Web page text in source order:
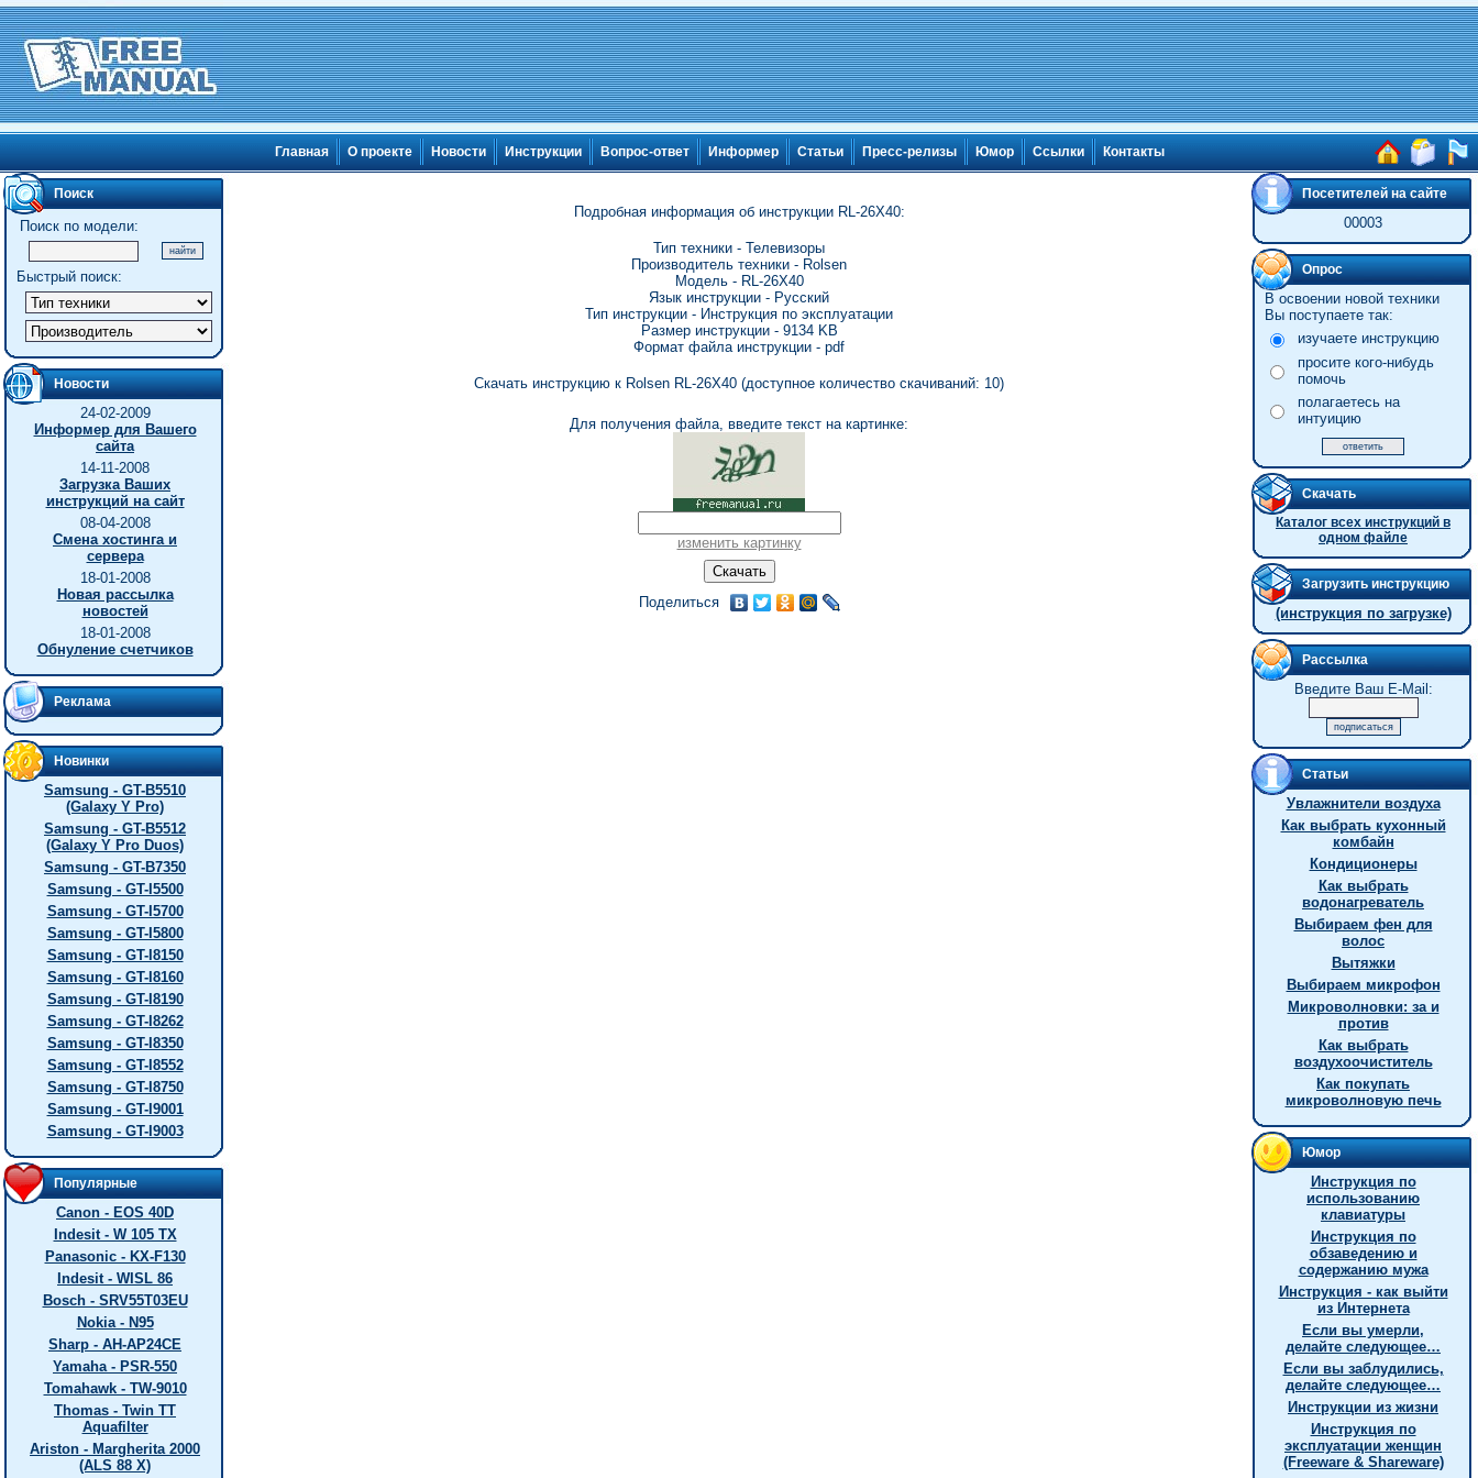
Главная О проекте Новости Инструкции Вопрос-ответ Информер Статьи Пресс-релизы Юмор Ссылки Контакты
Поиск
Поиск по модели:
Быстрый поиск:
Новости
24-02-2009
Информер для Вашего
сайта
14-11-2008
Загрузка Ваших
инструкций на сайт
08-04-2008
Смена хостинга и
сервера
18-01-2008
Новая рассылка
новостей
18-01-2008
Обнуление счетчиков
Реклама
Новинки
Samsung - GT-B5510
(Galaxy Y Pro)
Samsung - GT-B5512
(Galaxy Y Pro Duos)
Samsung - GT-B7350
Samsung - GT-I5500
Samsung - GT-I5700
Samsung - GT-I5800
Samsung - GT-I8150
Samsung - GT-I8160
Samsung - GT-I8190
Samsung - GT-I8262
Samsung - GT-I8350
Samsung - GT-I8552
Samsung - GT-I8750
Samsung - GT-I9001
Samsung - GT-I9003
Популярные
Canon - EOS 40D
Indesit - W 105 TX
Panasonic - KX-F130
Indesit - WISL 86
Bosch - SRV55T03EU
Nokia - N95
Sharp - AH-AP24CE
Yamaha - PSR-550
Tomahawk - TW-9010
Thomas - Twin TT
Aquafilter
Ariston - Margherita 2000
(ALS 88 X)
Подробная информация об инструкции RL-26X40:
Тип техники - Телевизоры
Производитель техники - Rolsen
Модель - RL-26X40
Язык инструкции - Русский
Тип инструкции - Инструкция по эксплуатации
Размер инструкции - 9134 KB
Формат файла инструкции - pdf
Скачать инструкцию к Rolsen RL-26X40 (доступное количество скачиваний: 10)
Для получения файла, введите текст на картинке:
изменить картинку
Поделиться
Посетителей на сайте
00003
Опрос
В освоении новой техники
Вы поступаете так:
изучаете инструкцию
просите кого-нибудь
помочь
полагаетесь на
интуицию
Скачать
Каталог всех инструкций в
одном файле
Загрузить инструкцию
(инструкция по загрузке)
Рассылка
Введите Ваш E-Mail:
Статьи
Увлажнители воздуха
Как выбрать кухонный
комбайн
Кондиционеры
Как выбрать
водонагреватель
Выбираем фен для
волос
Вытяжки
Выбираем микрофон
Микроволновки: за и
против
Как выбрать
воздухоочиститель
Как покупать
микроволновую печь
Юмор
Инструкция по
использованию
клавиатуры
Инструкция по
обзаведению и
содержанию мужа
Инструкция - как выйти
из Интернета
Если вы умерли,
делайте следующее…
Если вы заблудились,
делайте следующее…
Инструкции из жизни
Инструкция по
эксплуатации женщин
(Freeware & Shareware)